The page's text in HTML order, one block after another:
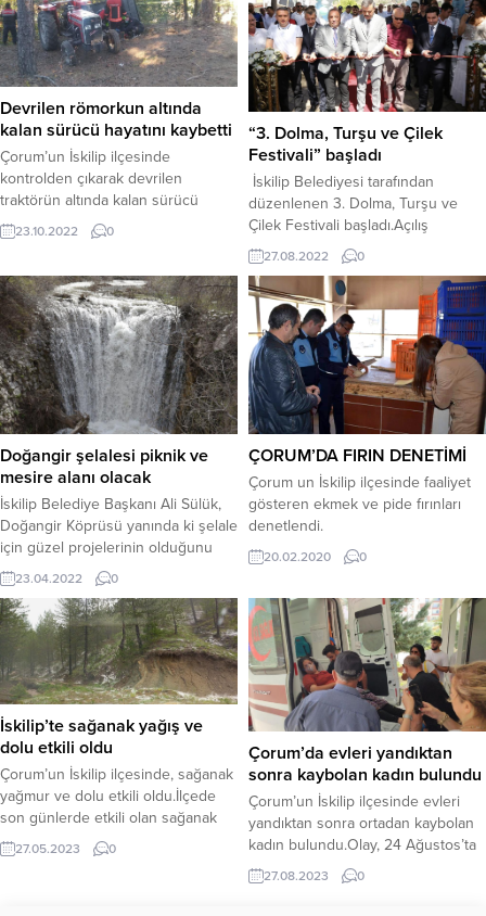
Devrilen römorkun altında
kalan sürücü hayatını kaybetti
Çorum’un İskilip ilçesinde
kontrolden çıkarak devrilen
traktörün altında kalan sürücü
hayatını kaybetti.Kaza, ilçeye bağlı
Seki köyünde meydana geldi.
(41) sabah saatlerinde orman kesimi
evden çıktı. Öztürk yönetimindeki
traktör ormanlık alanda
sürücüsünün direksiyon
hakimiyetini kaybetmesi sonucu
kontrolden çıkarak yol kenarında
bulunan şarampole devrildi. Kazayı
gören vatandaşlar...
23.10.2022 0
“3. Dolma, Turşu ve Çilek
Festivali” başladı
İskilip Belediyesi tarafından
düzenlenen 3. Dolma, Turşu ve
Çilek Festivali başladı.Açılış
programına Vali Mustafa Çiftçi,
Çorum Belediye Başkan Yardımcısı
Lemzi Çöplü, İskilip Belediye
Başkanı Ali Sülük ve vatandaşlar
katıldı. Dolma, Turşu ve Çilek
Festivali’nin bu yıl üçüncüsünü
gerçekleştirdiklerini dile getiren
Başkan Ali Sülük, dolu dolu bir
program hazırladıklarını
27.08.2022 0
Doğangir şelalesi piknik ve
mesire alanı olacak
İskilip Belediye Başkanı Ali Sülük,
Doğangir Köprüsü yanında ki şelale
için güzel projelerinin olduğunu
söyledi.Başkan Ali Sülük, Meclis
Üyesi Murat Kiraz ile birlikte
projeleri arasında yer alan,
Doğangir şelalesi alanında
yapılacak piknik ve mesire alanında
incelemelerde bulundu.Belediye
Başkanı Ali Sülük, “İlçemiz Tosya
yolu üzerinde bulunan Doğangir
şelalesi mevkii için çok...
23.04.2022 0
ÇORUM’DA FIRIN DENETİMİ
Çorum un İskilip ilçesinde faaliyet
gösteren ekmek ve pide fırınları
denetlendi.
20.02.2020 0
İskilip’te sağanak yağış ve
dolu etkili oldu
Çorum’un İskilip ilçesinde, sağanak
yağmur ve dolu etkili oldu.İlçede
son günlerde etkili olan sağanak
yağış ve dolu hayatı olumsuz
etkiliyor. İlçeye bağlı Karmış
27.05.2023 0
Çorum’da evleri yandıktan
sonra kaybolan kadın bulundu
Çorum’un İskilip ilçesinde evleri
yandıktan sonra ortadan kaybolan
kadın bulundu.Olay, 24 Ağustos’ta
ilçeye bağlı İkipınar köyünde
meydana geldi. Edinilen bilgiye
27.08.2023 0